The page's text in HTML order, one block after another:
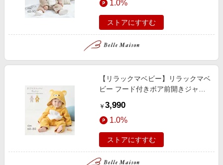
デジタルコンテンツ
週末の高還元 夏の長期版
1.0%
ストアにすすむ
【リラックマベビー】リラックマベ
ビー フード付きボア前開きジャン
￥ 3,990
1.0%
ストアにすすむ